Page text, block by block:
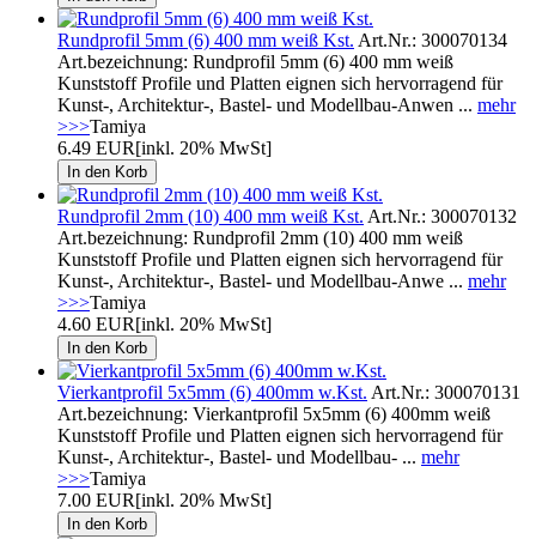
Rundprofil 5mm (6) 400 mm weiß Kst. Art.Nr.: 300070134
Art.bezeichnung: Rundprofil 5mm (6) 400 mm weiß
Kunststoff Profile und Platten eignen sich hervorragend für
Kunst-, Architektur-, Bastel- und Modellbau-Anwen ... mehr
>>>Tamiya
6.49 EUR[inkl. 20% MwSt]
Rundprofil 2mm (10) 400 mm weiß Kst. Art.Nr.: 300070132
Art.bezeichnung: Rundprofil 2mm (10) 400 mm weiß
Kunststoff Profile und Platten eignen sich hervorragend für
Kunst-, Architektur-, Bastel- und Modellbau-Anwe ... mehr
>>>Tamiya
4.60 EUR[inkl. 20% MwSt]
Vierkantprofil 5x5mm (6) 400mm w.Kst. Art.Nr.: 300070131
Art.bezeichnung: Vierkantprofil 5x5mm (6) 400mm weiß
Kunststoff Profile und Platten eignen sich hervorragend für
Kunst-, Architektur-, Bastel- und Modellbau- ... mehr
>>>Tamiya
7.00 EUR[inkl. 20% MwSt]